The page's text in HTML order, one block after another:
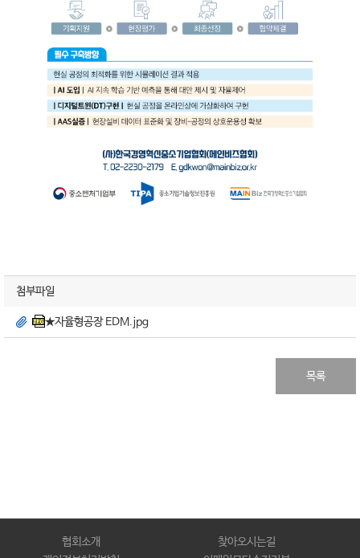
첨부파일
★자율형공장 EDM.jpg
목록
협회소개
찾아오시는길